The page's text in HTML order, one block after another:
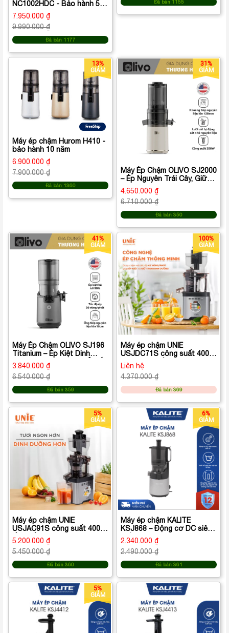
NC1002HDC - Bảo hành 5
năm
7.950.000 ₫
9.990.000 ₫
Đã bán 1177
Đã bán 1155
13%
GIẢM
Máy ép chậm Hurom H410 -
bảo hành 10 năm
6.900.000 ₫
7.900.000 ₫
Đã bán 1360
31%
GIẢM
Máy Ép Chậm OLIVO SJ2000
– Ép Nguyên Trái Cây, Giữ
Trọn Dinh Dưỡng
4.650.000 ₫
6.710.000 ₫
Đã bán 350
41%
GIẢM
Máy Ép Chậm OLIVO SJ196
Titanium – Ép Kiệt Dinh
Dưỡng, Sang Trọng & Êm Ái
3.840.000 ₫
6.540.000 ₫
Đã bán 359
100%
GIẢM
Máy ép chậm UNIE
USJDC71S công suất 400W,
ép kiệt bã tối ưu, giữ trọn
98% dưỡng chất trong rau
củ quả
Liên hệ
4.370.000 ₫
Đã bán 369
5%
GIẢM
Máy ép chậm UNIE
USJAC91S công suất 400W,
ống tiếp nguyên liệu 82mm,
vận hành êm ái (độ ồn
<60dB))
5.200.000 ₫
5.450.000 ₫
Đã bán 360
6%
GIẢM
Máy ép chậm KALITE
KSJ868 – Động cơ DC siêu
khỏe, ép kiệt bã vượt trội
2.340.000 ₫
2.490.000 ₫
Đã bán 361
5%
GIẢM